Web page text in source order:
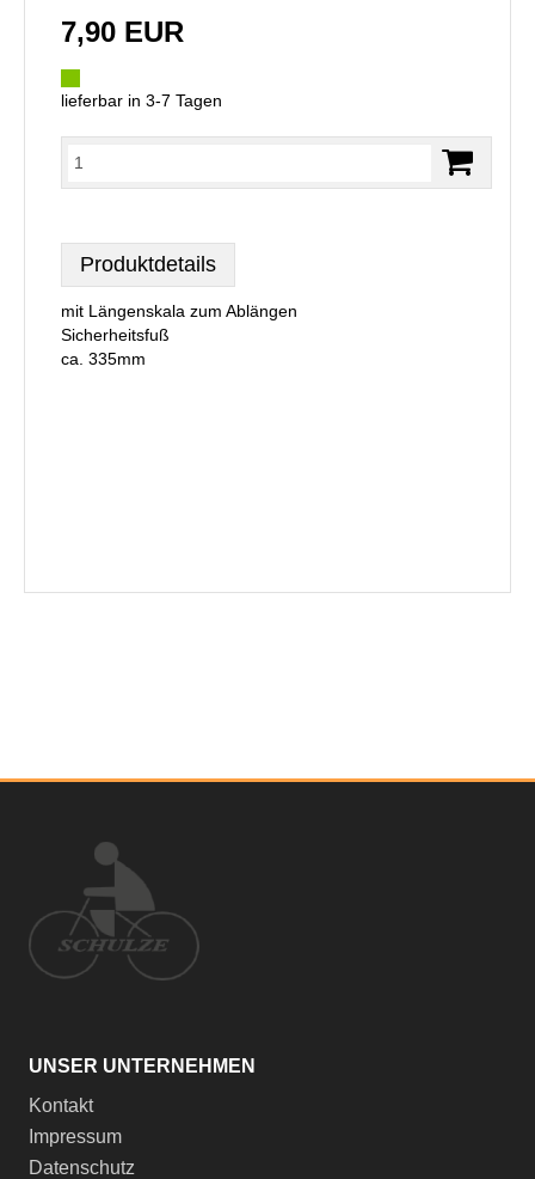
7,90 EUR
lieferbar in 3-7 Tagen
Produktdetails
mit Längenskala zum Ablängen
Sicherheitsfuß
ca. 335mm
UNSER UNTERNEHMEN
Kontakt
Impressum
Datenschutz